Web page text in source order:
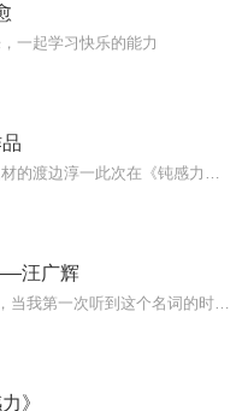
一起学习快乐的能力
汪广辉
》